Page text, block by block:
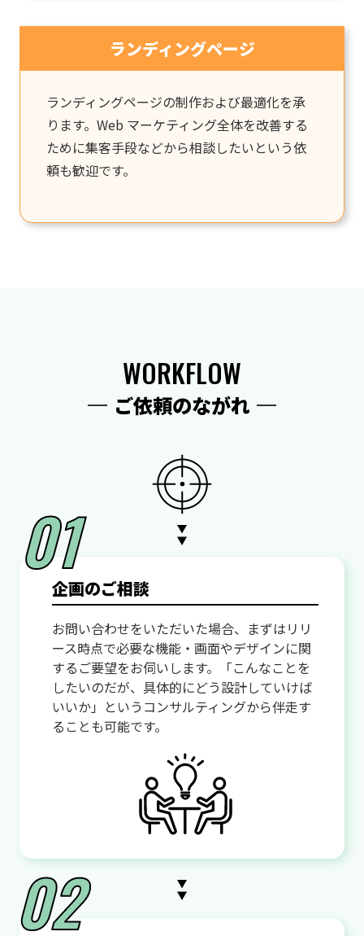
ランディングページ
ランディングページの制作および最適化を承
ります。Web マーケティング全体を改善する
ために集客手段などから相談したいという依
頼も歓迎です。
WORKFLOW
ご依頼のながれ
企画のご相談
お問い合わせをいただいた場合、まずはリリ
ース時点で必要な機能・画面やデザインに関
するご要望をお伺いします。「こんなことを
したいのだが、具体的にどう設計していけば
いいか」というコンサルティングから伴走す
ることも可能です。